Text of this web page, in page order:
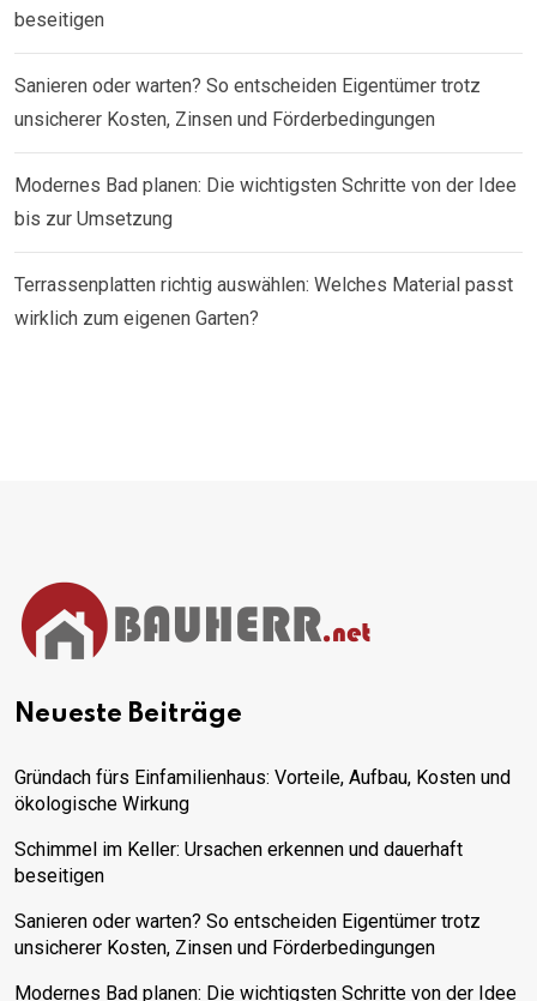
beseitigen
Sanieren oder warten? So entscheiden Eigentümer trotz
unsicherer Kosten, Zinsen und Förderbedingungen
Modernes Bad planen: Die wichtigsten Schritte von der Idee
bis zur Umsetzung
Terrassenplatten richtig auswählen: Welches Material passt
wirklich zum eigenen Garten?
Neueste Beiträge
Gründach fürs Einfamilienhaus: Vorteile, Aufbau, Kosten und
ökologische Wirkung
Schimmel im Keller: Ursachen erkennen und dauerhaft
beseitigen
Sanieren oder warten? So entscheiden Eigentümer trotz
unsicherer Kosten, Zinsen und Förderbedingungen
Modernes Bad planen: Die wichtigsten Schritte von der Idee